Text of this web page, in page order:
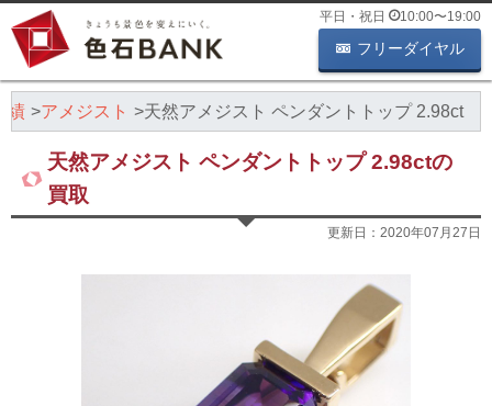
平日・祝日 10:00〜19:00
フリーダイヤル
績 アメジスト 天然アメジスト ペンダントトップ 2.98ct
天然アメジスト ペンダントトップ 2.98ctの
買取
更新日： 2020年07月27日